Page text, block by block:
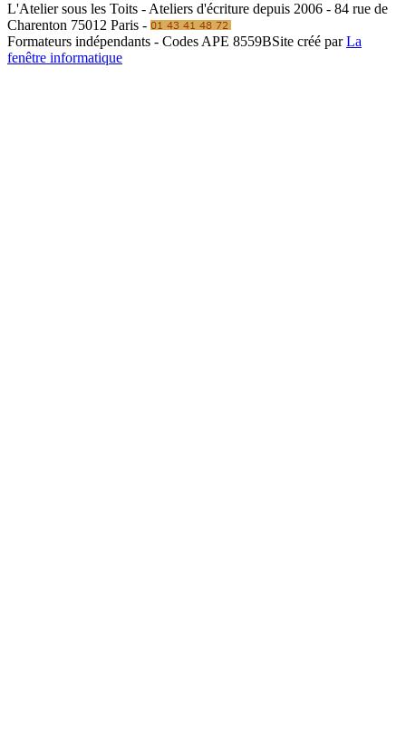
L'Atelier sous les Toits - Ateliers d'écriture depuis 2006 - 84 rue de
Charenton 75012 Paris -
Formateurs indépendants - Codes APE 8559BSite créé parLa
fenêtre informatique